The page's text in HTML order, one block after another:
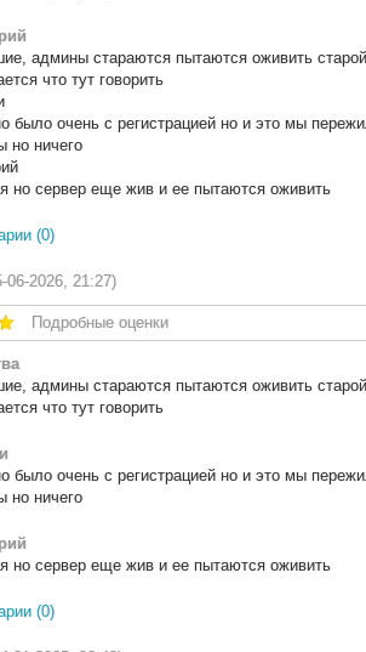
админы стараются пытаются оживить
что тут говорить
было очень с регистрацией но и это мы
но ничего
но сервер еще жив и ее пытаются оживить
(0)
06-2026, 21:27)
Подробные оценки
админы стараются пытаются оживить
что тут говорить
было очень с регистрацией но и это мы
но ничего
но сервер еще жив и ее пытаются оживить
(0)